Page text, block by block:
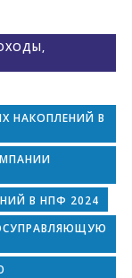
НАКОПЛЕНИЙ В
В НПФ 2024